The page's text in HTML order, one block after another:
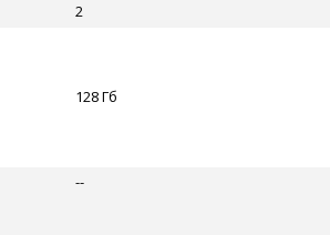
2
128 Гб
--